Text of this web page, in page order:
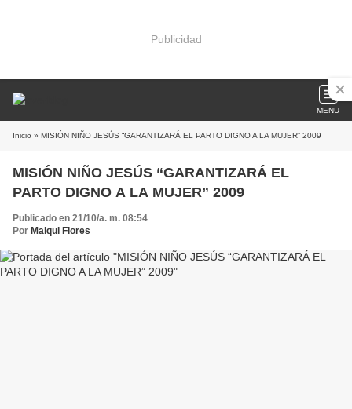
Publicidad
MENU
Inicio » MISIÓN NIÑO JESÚS “GARANTIZARÁ EL PARTO DIGNO A LA MUJER” 2009
MISIÓN NIÑO JESÚS “GARANTIZARÁ EL
PARTO DIGNO A LA MUJER” 2009
Publicado en 21/10/a. m. 08:54
Por Maiqui Flores